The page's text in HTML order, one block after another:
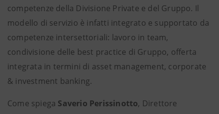
competenze della Divisione Private e del Gruppo. Il
modello di servizio è infatti integrato e supportato da
competenze intersettoriali: lavoro in team,
condivisione delle best practice di Gruppo, offerta
integrata in termini di asset management, corporate
& investment banking.
Come spiega Saverio Perissinotto, Direttore